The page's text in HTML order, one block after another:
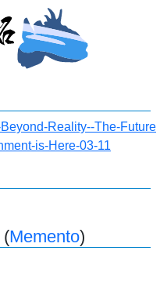
Reality--The-Future
is-Here-03-11
(Memento)